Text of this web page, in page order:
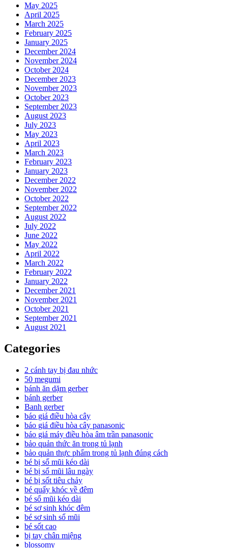
May 2025
April 2025
March 2025
February 2025
January 2025
December 2024
November 2024
October 2024
December 2023
November 2023
October 2023
September 2023
August 2023
July 2023
May 2023
April 2023
March 2023
February 2023
January 2023
December 2022
November 2022
October 2022
September 2022
August 2022
July 2022
June 2022
May 2022
April 2022
March 2022
February 2022
January 2022
December 2021
November 2021
October 2021
September 2021
August 2021
Categories
2 cánh tay bị đau nhức
50 megumi
bánh ăn dặm gerber
bánh gerber
Banh gerber
báo giá điều hòa cây
báo giá điều hòa cây panasonic
báo giá máy điều hòa âm trần panasonic
bảo quản thức ăn trong tủ lạnh
bảo quản thực phẩm trong tủ lạnh đúng cách
bé bị sổ mũi kéo dài
bé bị sổ mũi lâu ngày
bé bị sốt tiêu chảy
bé quấy khóc về đêm
bé sổ mũi kéo dài
bé sơ sinh khóc đêm
bé sơ sinh sổ mũi
bé sốt cao
bị tay chân miệng
blossomy